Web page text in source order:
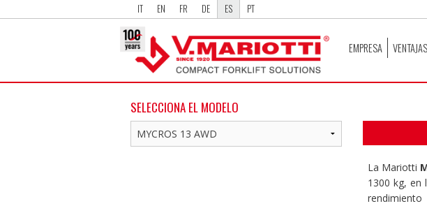
IT EN FR DE ES PT
EMPRESA VENTAJAS
SELECCIONA EL MODELO
La Mariotti
1300 kg, en